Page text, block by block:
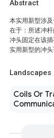
Abstract
本实用新型涉
在于：所述冲
冲头固定在该
实用新型的冲头
Landscapes
Coils Or